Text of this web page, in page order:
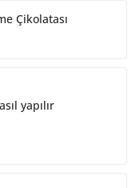
Çikolatası
yapılır